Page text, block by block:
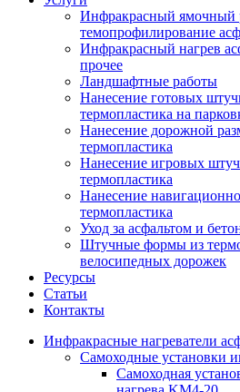
Инфракрасный ямочный
темопрофилирование
Инфракрасный нагрев
прочее
Ландшафтные работы
Нанесение готовых
термопластика на
Нанесение дорожной
термопластика
Нанесение игровых
термопластика
Нанесение
термопластика
Уход за асфальтом и
Штучные формы из
велосипедных дорожек
Ресурсы
Статьи
Контакты
Инфракрасные нагреватели
Самоходные установки
Самоходная